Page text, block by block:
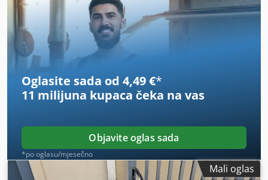
Oglasite sada od 4,49 €*
11 milijuna kupaca čeka na vas
Objavite oglas sada
*po oglasu/mjesečno
Mali oglas